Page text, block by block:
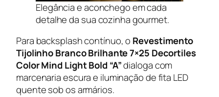
Elegância e aconchego em cada
detalhe da sua cozinha gourmet.
Para backsplash contínuo, o Revestimento
Tijolinho Branco Brilhante 7×25 Decortiles
Color Mind Light Bold “A”dialoga com
marcenaria escura e iluminação de fita LED
quente sob os armários.